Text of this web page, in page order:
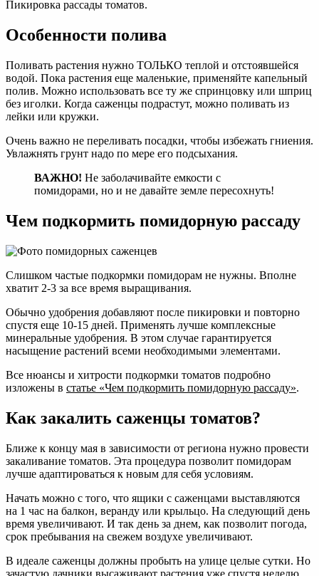
Пикировка рассады томатов.
Особенности полива
Поливать растения нужно ТОЛЬКО теплой и отстоявшейся
водой. Пока растения еще маленькие, применяйте капельный
полив. Можно использовать все ту же спринцовку или шприц
без иголки. Когда саженцы подрастут, можно поливать из
лейки или кружки.
Очень важно не переливать посадки, чтобы избежать гниения.
Увлажнять грунт надо по мере его подсыхания.
ВАЖНО! Не заболачивайте емкости с
помидорами, но и не давайте земле пересохнуть!
Чем подкормить помидорную рассаду
Слишком частые подкормки помидорам не нужны. Вполне
хватит 2-3 за все время выращивания.
Обычно удобрения добавляют после пикировки и повторно
спустя еще 10-15 дней. Применять лучше комплексные
минеральные удобрения. В этом случае гарантируется
насыщение растений всеми необходимыми элементами.
Все нюансы и хитрости подкормки томатов подробно
изложены в статье «Чем подкормить помидорную рассаду».
Как закалить саженцы томатов?
Ближе к концу мая в зависимости от региона нужно провести
закаливание томатов. Эта процедура позволит помидорам
лучше адаптироваться к новым для себя условиям.
Начать можно с того, что ящики с саженцами выставляются
на 1 час на балкон, веранду или крыльцо. На следующий день
время увеличивают. И так день за днем, как позволит погода,
срок пребывания на свежем воздухе увеличивают.
В идеале саженцы должны пробыть на улице целые сутки. Но
зачастую дачники высаживают растения уже спустя неделю